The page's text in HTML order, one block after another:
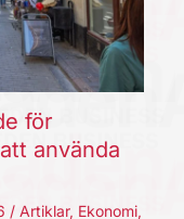
för
använda
/ Artiklar, Ekonomi,